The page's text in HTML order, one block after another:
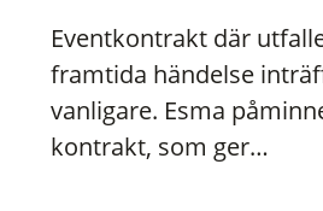
Eventkontrakt där
framtida händelse
vanligare. Esma
kontrakt, som ger…